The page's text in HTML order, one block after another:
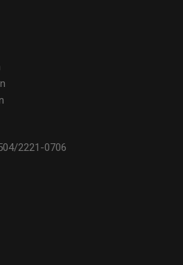
2221-0706